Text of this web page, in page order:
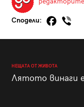
Сподели:
НЕЩАТА ОТ ЖИВОТА
Лятото винаги